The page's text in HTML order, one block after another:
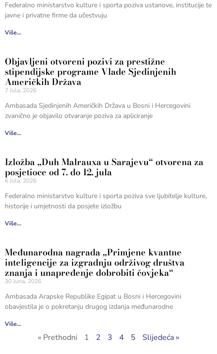
Federalno ministarstvo kulture i sporta poziva ustanove, institucije te
javne i privatne firme da učestvuju
Više...
Objavljeni otvoreni pozivi za prestižne
stipendijske programe Vlade Sjedinjenih
Američkih Država
7 Jula, 2026
Ambasada Sjedinjenih Američkih Država u Bosni i Hercegovini
zvanično je objavilo otvaranje poziva za apliciranje
Više...
Izložba „Duh Malrauxa u Sarajevu“ otvorena za
posjetioce od 7. do 12. jula
6 Jula, 2026
Federalno ministarstvo kulture i sporta poziva sve ljubitelje kulture,
historije i umjetnosti da posjete izložbu
Više...
Međunarodna nagrada „Primjene kvantne
inteligencije za izgradnju održivog društva
znanja i unapređenje dobrobiti čovjeka“
30 Juna, 2026
Ambasada Arapske Republike Egipat u Bosni i Hercegovini
obavjestila je o pokretanju drugog izdanja međunarodne
Više...
« Prethodni 1 2 3 4 5 Slijedeća »